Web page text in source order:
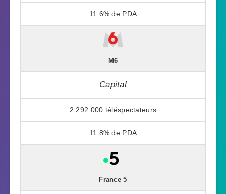
11.6%
M6
Capital
2 292 000
11.8%
France 5